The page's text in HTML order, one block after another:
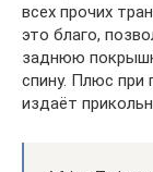
всех прочих
это благо,
заднюю
спину. Плюс при
издаёт